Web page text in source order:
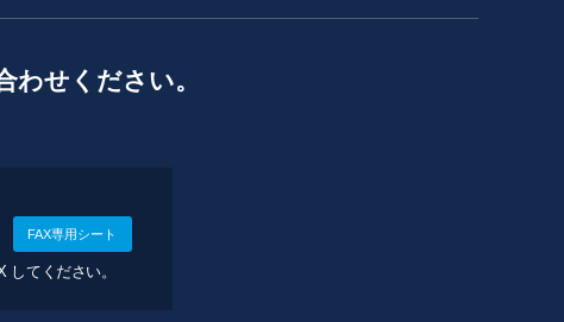
わせください。
FAX専用シート
してください。